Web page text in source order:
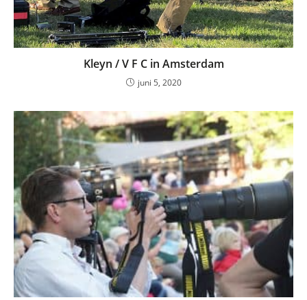
Kleyn / V F C in Amsterdam
juni 5, 2020